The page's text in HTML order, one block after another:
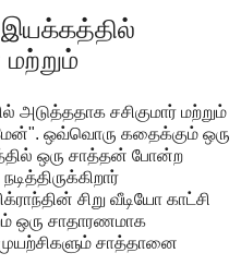
சசிகுமார் மற்றும்
மேன்". ஒவ்வொரு கதைக்கும் ஒரு
ஒரு சாத்தன் போன்ற
சிறு வீடியோ காட்சி
ஒரு சாதாரணமாக
சாத்தானை